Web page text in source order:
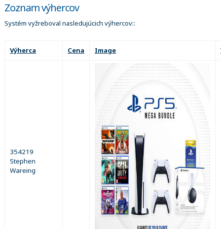
Zoznam výhercov
Systém vyžreboval nasledujúcich výhercov::
Výherca Cena Image
354219
Stephen
Wareing